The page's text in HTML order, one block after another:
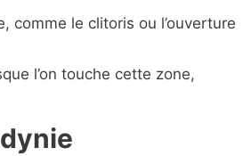
comme le clitoris ou l’ouverture
l’on touche cette zone,